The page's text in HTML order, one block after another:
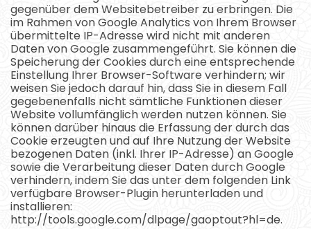
gegenüber dem Websitebetreiber zu erbringen. Die
im Rahmen von Google Analytics von Ihrem Browser
übermittelte IP-Adresse wird nicht mit anderen
Daten von Google zusammengeführt. Sie können die
Speicherung der Cookies durch eine entsprechende
Einstellung Ihrer Browser-Software verhindern; wir
weisen Sie jedoch darauf hin, dass Sie in diesem Fall
gegebenenfalls nicht sämtliche Funktionen dieser
Website vollumfänglich werden nutzen können. Sie
können darüber hinaus die Erfassung der durch das
Cookie erzeugten und auf Ihre Nutzung der Website
bezogenen Daten (inkl. Ihrer IP-Adresse) an Google
sowie die Verarbeitung dieser Daten durch Google
verhindern, indem Sie das unter dem folgenden Link
verfügbare Browser-Plugin herunterladen und
installieren:
http://tools.google.com/dlpage/gaoptout?hl=de.